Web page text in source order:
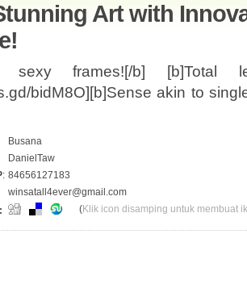
Art with
sexy frames![/b] [b]Total
bidM8O][b]Sense akin to
Busana
DanielTaw
: 84656127183
winsatall4ever@gmail.com
(Klik icon disamping untuk membuat